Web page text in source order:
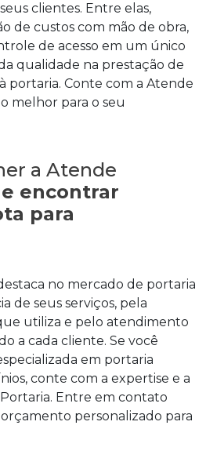
clientes. Entre elas,
de custos com mão de obra,
de acesso em um único
qualidade na prestação de
portaria. Conte com a Atende
melhor para o seu
a Atende
encontrar
para
no mercado de portaria
de seus serviços, pela
utiliza e pelo atendimento
a cada cliente. Se você
em portaria
conte com a expertise e a
Entre em contato
personalizado para